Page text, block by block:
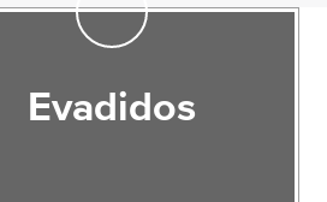
Evadidos